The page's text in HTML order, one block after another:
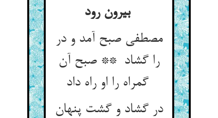
بیرون رود
مصطفی صبح آمد و در
را گشاد ** صبح آن
گمراه را او راه داد
در گشاد و گشت پنهان